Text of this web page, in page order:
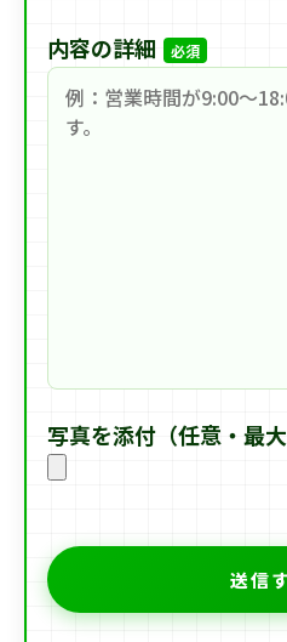
内容の詳細 必須
写真を添付（任意・最大